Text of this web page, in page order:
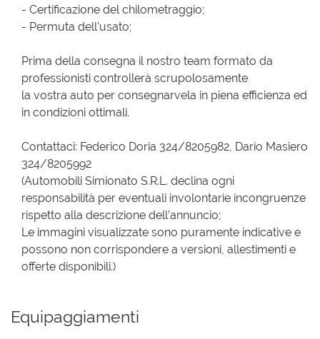
- Certificazione del chilometraggio;
- Permuta dell'usato;
Prima della consegna il nostro team formato da
professionisti controllerà scrupolosamente
la vostra auto per consegnarvela in piena efficienza ed
in condizioni ottimali.
Contattaci: Federico Doria 324/8205982, Dario Masiero
324/8205992
(Automobili Simionato S.R.L. declina ogni
responsabilità per eventuali involontarie incongruenze
rispetto alla descrizione dell’annuncio;
Le immagini visualizzate sono puramente indicative e
possono non corrispondere a versioni, allestimenti e
offerte disponibili.)
Equipaggiamenti